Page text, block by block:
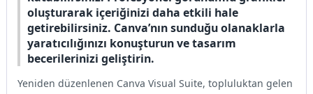
oluşturarak içeriğinizi daha etkili hale
getirebilirsiniz. Canva’nın sunduğu olanaklarla
yaratıcılığınızı konuşturun ve tasarım
becerilerinizi geliştirin.
Yeniden düzenlenen Canva Visual Suite, topluluktan gelen